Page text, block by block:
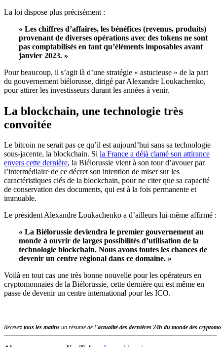
La loi dispose plus précisément :
« Les chiffres d’affaires, les bénéfices (revenus, produits)
provenant de diverses opérations avec des tokens ne sont
pas comptabilisés en tant qu’éléments imposables avant
janvier 2023. »
Pour beaucoup, il s’agit là d’une stratégie « astucieuse » de la part
du gouvernement biélorusse, dirigé par Alexandre Loukachenko,
pour attirer les investisseurs durant les années à venir.
La blockchain, une technologie très
convoitée
Le bitcoin ne serait pas ce qu’il est aujourd’hui sans sa technologie
sous-jacente, la blockchain. Si la France a déjà clamé son attirance
envers cette dernière, la Biélorussie vient à son tour d’avouer par
l’intermédiaire de ce décret son intention de miser sur les
caractéristiques clés de la blockchain, pour ne citer que sa capacité
de conservation des documents, qui est à la fois permanente et
immuable.
Le président Alexandre Loukachenko a d’ailleurs lui-même affirmé :
« La Biélorussie deviendra le premier gouvernement au
monde à ouvrir de larges possibilités d’utilisation de la
technologie blockchain. Nous avons toutes les chances de
devenir un centre régional dans ce domaine. »
Voilà en tout cas une très bonne nouvelle pour les opérateurs en
cryptomonnaies de la Biélorussie, cette dernière qui est même en
passe de devenir un centre international pour les ICO.
Recevez tous les matins un résumé de l’actualité des dernières 24h du monde des